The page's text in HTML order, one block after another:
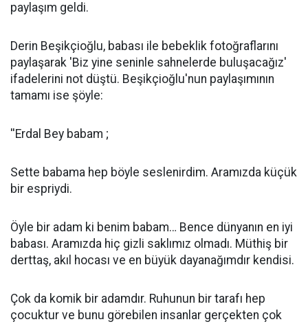
paylaşım geldi.
Derin Beşikçioğlu, babası ile bebeklik fotoğraflarını
paylaşarak 'Biz yine seninle sahnelerde buluşacağız'
ifadelerini not düştü. Beşikçioğlu'nun paylaşımının
tamamı ise şöyle:
''Erdal Bey babam ;
Sette babama hep böyle seslenirdim. Aramızda küçük
bir espriydi.
Öyle bir adam ki benim babam… Bence dünyanın en iyi
babası. Aramızda hiç gizli saklımız olmadı. Müthiş bir
derttaş, akıl hocası ve en büyük dayanağımdır kendisi.
Çok da komik bir adamdır. Ruhunun bir tarafı hep
çocuktur ve bunu görebilen insanlar gerçekten çok